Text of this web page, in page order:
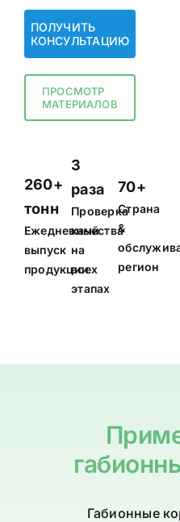
ПОЛУЧИТЬ
КОНСУЛЬТАЦИЮ
ПРОСМОТР
МАТЕРИАЛОВ
260+
тонн
Ежедневный
выпуск
продукции
3
раза
Проверка
качества
на
всех
этапах
70+
Страна
&
регион
Габионные